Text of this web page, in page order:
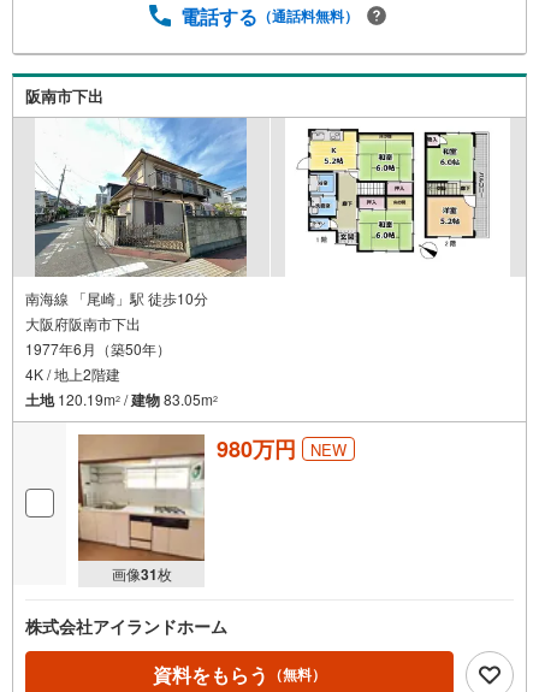
電話する （通話料無料）
阪南市下出
南海線 「尾崎」駅 徒歩10分
大阪府阪南市下出
1977年6月（築50年）
4K / 地上2階建
土地120.19m2 /建物83.05m2
画像31枚
980万円 NEW
株式会社アイランドホーム
資料をもらう （無料）